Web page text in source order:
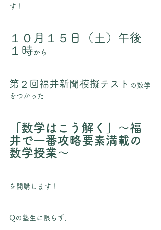
す！
１０月１５日（土）午後
１時 から
第２回福井新聞模擬テスト の数学
をつかった
「数学はこう解く」～福
井で一番攻略要素満載の
数学授業～
を開講します！
Qの塾生に限らず、